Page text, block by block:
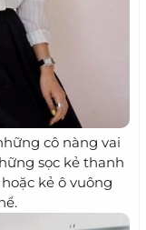
cô nàng vai
sọc kẻ thanh
kẻ ô vuông